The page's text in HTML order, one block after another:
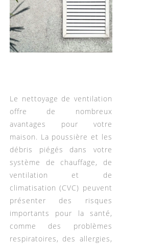
Le nettoyage de ventilation
offre de nombreux
avantages pour votre
maison. La poussière et les
débris piégés dans votre
système de chauffage, de
ventilation et de
climatisation (CVC) peuvent
présenter des risques
importants pour la santé,
comme des problèmes
respiratoires, des allergies,